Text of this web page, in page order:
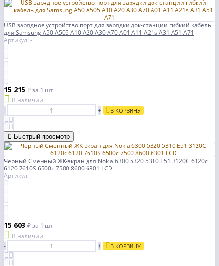
USB зарядное устройство порт для зарядки док-станции гибкий кабель
для Samsung A50 A505 A10 A20 A30 A70 A01 A11 A21s A31 A51 A71
Артикул: -
15 215 ₽за 1 шт
В наличии
-
+ В КОРЗИНУ
Быстрый просмотр
Черный Сменный ЖК-экран для Nokia 6300 5320 5310 E51 3120C 6120c
6120 7610S 6500c 7500 8600 6301 LCD
Артикул: -
15 603 ₽за 1 шт
В наличии
-
+ В КОРЗИНУ